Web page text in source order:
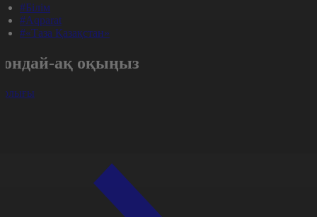
#Білім
#Aqparat
#«Таза Қазақстан»
ақ оқыңыз